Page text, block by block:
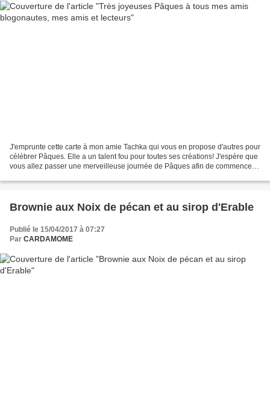
J'emprunte cette carte à mon amie Tachka qui vous en propose d'autres pour
célébrer Pâques. Elle a un talent fou pour toutes ses créations! J'espère que
vous allez passer une merveilleuse journée de Pâques afin de commencer
Brownie aux Noix de pécan et au sirop d'Erable
Publié le 15/04/2017 à 07:27
Par CARDAMOME